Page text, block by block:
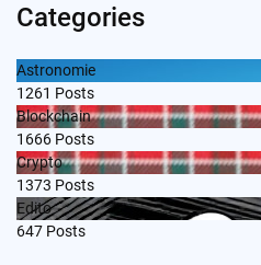
Categories
Astronomie
1261 Posts
Blockchain
1666 Posts
Crypto
1373 Posts
Edito
647 Posts